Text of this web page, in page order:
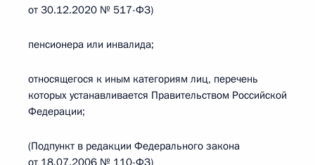
от 30.12.2020 № 517-ФЗ)
пенсионера или инвалида;
относящегося к иным категориям лиц, перечень
которых устанавливается Правительством Российской
Федерации;
(Подпункт в редакции Федерального закона
от 18.07.2006 № 110-ФЗ)